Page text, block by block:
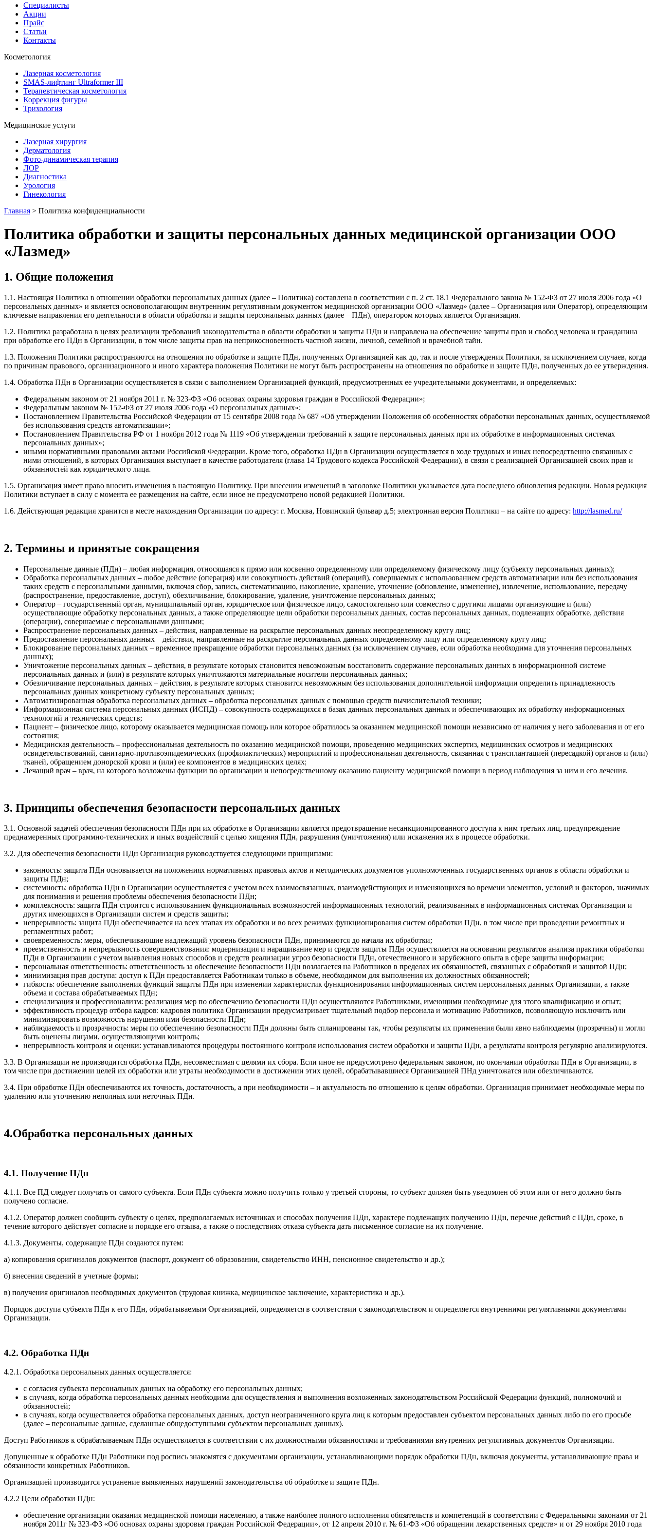
Специалисты
Акции
Прайс
Статьи
Контакты
Косметология
Лазерная косметология
SMAS-лифтинг Ultraformer III
Терапевтическая косметология
Коррекция фигуры
Трихология
Медицинские услуги
Лазерная хирургия
Дерматология
Фото-динамическая терапия
ЛОР
Диагностика
Урология
Гинекология
Главная > Политика конфиденциальности
Политика обработки и защиты персональных данных медицинской организации ООО
«Лазмед»
1. Общие положения
1.1. Настоящая Политика в отношении обработки персональных данных (далее – Политика) составлена в соответствии с п. 2 ст. 18.1 Федерального закона № 152-ФЗ от 27 июля 2006 года «О
персональных данных» и является основополагающим внутренним регулятивным документом медицинской организации ООО «Лазмед» (далее – Организация или Оператор), определяющим
ключевые направления его деятельности в области обработки и защиты персональных данных (далее – ПДн), оператором которых является Организация.
1.2. Политика разработана в целях реализации требований законодательства в области обработки и защиты ПДн и направлена на обеспечение защиты прав и свобод человека и гражданина
при обработке его ПДн в Организации, в том числе защиты прав на неприкосновенность частной жизни, личной, семейной и врачебной тайн.
1.3. Положения Политики распространяются на отношения по обработке и защите ПДн, полученных Организацией как до, так и после утверждения Политики, за исключением случаев, когда
по причинам правового, организационного и иного характера положения Политики не могут быть распространены на отношения по обработке и защите ПДн, полученных до ее утверждения.
1.4. Обработка ПДн в Организации осуществляется в связи с выполнением Организацией функций, предусмотренных ее учредительными документами, и определяемых:
Федеральным законом от 21 ноября 2011 г. № 323-ФЗ «Об основах охраны здоровья граждан в Российской Федерации»;
Федеральным законом № 152-ФЗ от 27 июля 2006 года «О персональных данных»;
Постановлением Правительства Российской Федерации от 15 сентября 2008 года № 687 «Об утверждении Положения об особенностях обработки персональных данных, осуществляемой
без использования средств автоматизации»;
Постановлением Правительства РФ от 1 ноября 2012 года № 1119 «Об утверждении требований к защите персональных данных при их обработке в информационных системах
персональных данных»;
иными нормативными правовыми актами Российской Федерации. Кроме того, обработка ПДн в Организации осуществляется в ходе трудовых и иных непосредственно связанных с
ними отношений, в которых Организация выступает в качестве работодателя (глава 14 Трудового кодекса Российской Федерации), в связи с реализацией Организацией своих прав и
обязанностей как юридического лица.
1.5. Организация имеет право вносить изменения в настоящую Политику. При внесении изменений в заголовке Политики указывается дата последнего обновления редакции. Новая редакция
Политики вступает в силу с момента ее размещения на сайте, если иное не предусмотрено новой редакцией Политики.
1.6. Действующая редакция хранится в месте нахождения Организации по адресу: г. Москва, Новинский бульвар д.5; электронная версия Политики – на сайте по адресу: http://lasmed.ru/
2. Термины и принятые сокращения
Персональные данные (ПДн) – любая информация, относящаяся к прямо или косвенно определенному или определяемому физическому лицу (субъекту персональных данных);
Обработка персональных данных – любое действие (операция) или совокупность действий (операций), совершаемых с использованием средств автоматизации или без использования
таких средств с персональными данными, включая сбор, запись, систематизацию, накопление, хранение, уточнение (обновление, изменение), извлечение, использование, передачу
(распространение, предоставление, доступ), обезличивание, блокирование, удаление, уничтожение персональных данных;
Оператор – государственный орган, муниципальный орган, юридическое или физическое лицо, самостоятельно или совместно с другими лицами организующие и (или)
осуществляющие обработку персональных данных, а также определяющие цели обработки персональных данных, состав персональных данных, подлежащих обработке, действия
(операции), совершаемые с персональными данными;
Распространение персональных данных – действия, направленные на раскрытие персональных данных неопределенному кругу лиц;
Предоставление персональных данных – действия, направленные на раскрытие персональных данных определенному лицу или определенному кругу лиц;
Блокирование персональных данных – временное прекращение обработки персональных данных (за исключением случаев, если обработка необходима для уточнения персональных
данных);
Уничтожение персональных данных – действия, в результате которых становится невозможным восстановить содержание персональных данных в информационной системе
персональных данных и (или) в результате которых уничтожаются материальные носители персональных данных;
Обезличивание персональных данных – действия, в результате которых становится невозможным без использования дополнительной информации определить принадлежность
персональных данных конкретному субъекту персональных данных;
Автоматизированная обработка персональных данных – обработка персональных данных с помощью средств вычислительной техники;
Информационная система персональных данных (ИСПД) – совокупность содержащихся в базах данных персональных данных и обеспечивающих их обработку информационных
технологий и технических средств;
Пациент – физическое лицо, которому оказывается медицинская помощь или которое обратилось за оказанием медицинской помощи независимо от наличия у него заболевания и от его
состояния;
Медицинская деятельность – профессиональная деятельность по оказанию медицинской помощи, проведению медицинских экспертиз, медицинских осмотров и медицинских
освидетельствований, санитарно-противоэпидемических (профилактических) мероприятий и профессиональная деятельность, связанная с трансплантацией (пересадкой) органов и (или)
тканей, обращением донорской крови и (или) ее компонентов в медицинских целях;
Лечащий врач – врач, на которого возложены функции по организации и непосредственному оказанию пациенту медицинской помощи в период наблюдения за ним и его лечения.
3. Принципы обеспечения безопасности персональных данных
3.1. Основной задачей обеспечения безопасности ПДн при их обработке в Организации является предотвращение несанкционированного доступа к ним третьих лиц, предупреждение
преднамеренных программно-технических и иных воздействий с целью хищения ПДн, разрушения (уничтожения) или искажения их в процессе обработки.
3.2. Для обеспечения безопасности ПДн Организация руководствуется следующими принципами:
законность: защита ПДн основывается на положениях нормативных правовых актов и методических документов уполномоченных государственных органов в области обработки и
защиты ПДн;
системность: обработка ПДн в Организации осуществляется с учетом всех взаимосвязанных, взаимодействующих и изменяющихся во времени элементов, условий и факторов, значимых
для понимания и решения проблемы обеспечения безопасности ПДн;
комплексность: защита ПДн строится с использованием функциональных возможностей информационных технологий, реализованных в информационных системах Организации и
других имеющихся в Организации систем и средств защиты;
непрерывность: защита ПДн обеспечивается на всех этапах их обработки и во всех режимах функционирования систем обработки ПДн, в том числе при проведении ремонтных и
регламентных работ;
своевременность: меры, обеспечивающие надлежащий уровень безопасности ПДн, принимаются до начала их обработки;
преемственность и непрерывность совершенствования: модернизация и наращивание мер и средств защиты ПДн осуществляется на основании результатов анализа практики обработки
ПДн в Организации с учетом выявления новых способов и средств реализации угроз безопасности ПДн, отечественного и зарубежного опыта в сфере защиты информации;
персональная ответственность: ответственность за обеспечение безопасности ПДн возлагается на Работников в пределах их обязанностей, связанных с обработкой и защитой ПДн;
минимизация прав доступа: доступ к ПДн предоставляется Работникам только в объеме, необходимом для выполнения их должностных обязанностей;
гибкость: обеспечение выполнения функций защиты ПДн при изменении характеристик функционирования информационных систем персональных данных Организации, а также
объема и состава обрабатываемых ПДн;
специализация и профессионализм: реализация мер по обеспечению безопасности ПДн осуществляются Работниками, имеющими необходимые для этого квалификацию и опыт;
эффективность процедур отбора кадров: кадровая политика Организации предусматривает тщательный подбор персонала и мотивацию Работников, позволяющую исключить или
минимизировать возможность нарушения ими безопасности ПДн;
наблюдаемость и прозрачность: меры по обеспечению безопасности ПДн должны быть спланированы так, чтобы результаты их применения были явно наблюдаемы (прозрачны) и могли
быть оценены лицами, осуществляющими контроль;
непрерывность контроля и оценки: устанавливаются процедуры постоянного контроля использования систем обработки и защиты ПДн, а результаты контроля регулярно анализируются.
3.3. В Организации не производится обработка ПДн, несовместимая с целями их сбора. Если иное не предусмотрено федеральным законом, по окончании обработки ПДн в Организации, в
том числе при достижении целей их обработки или утраты необходимости в достижении этих целей, обрабатывавшиеся Организацией ПНд уничтожатся или обезличиваются.
3.4. При обработке ПДн обеспечиваются их точность, достаточность, а при необходимости – и актуальность по отношению к целям обработки. Организация принимает необходимые меры по
удалению или уточнению неполных или неточных ПДн.
4.Обработка персональных данных
4.1. Получение ПДн
4.1.1. Все ПД следует получать от самого субъекта. Если ПДн субъекта можно получить только у третьей стороны, то субъект должен быть уведомлен об этом или от него должно быть
получено согласие.
4.1.2. Оператор должен сообщить субъекту о целях, предполагаемых источниках и способах получения ПДн, характере подлежащих получению ПДн, перечне действий с ПДн, сроке, в
течение которого действует согласие и порядке его отзыва, а также о последствиях отказа субъекта дать письменное согласие на их получение.
4.1.3. Документы, содержащие ПДн создаются путем:
а) копирования оригиналов документов (паспорт, документ об образовании, свидетельство ИНН, пенсионное свидетельство и др.);
б) внесения сведений в учетные формы;
в) получения оригиналов необходимых документов (трудовая книжка, медицинское заключение, характеристика и др.).
Порядок доступа субъекта ПДн к его ПДн, обрабатываемым Организацией, определяется в соответствии с законодательством и определяется внутренними регулятивными документами
Организации.
4.2. Обработка ПДн
4.2.1. Обработка персональных данных осуществляется:
с согласия субъекта персональных данных на обработку его персональных данных;
в случаях, когда обработка персональных данных необходима для осуществления и выполнения возложенных законодательством Российской Федерации функций, полномочий и
обязанностей;
в случаях, когда осуществляется обработка персональных данных, доступ неограниченного круга лиц к которым предоставлен субъектом персональных данных либо по его просьбе
(далее – персональные данные, сделанные общедоступными субъектом персональных данных).
Доступ Работников к обрабатываемым ПДн осуществляется в соответствии с их должностными обязанностями и требованиями внутренних регулятивных документов Организации.
Допущенные к обработке ПДн Работники под роспись знакомятся с документами организации, устанавливающими порядок обработки ПДн, включая документы, устанавливающие права и
обязанности конкретных Работников.
Организацией производится устранение выявленных нарушений законодательства об обработке и защите ПДн.
4.2.2 Цели обработки ПДн:
обеспечение организации оказания медицинской помощи населению, а также наиболее полного исполнения обязательств и компетенций в соответствии с Федеральными законами от 21
ноября 2011г № 323-ФЗ «Об основах охраны здоровья граждан Российской Федерации», от 12 апреля 2010 г. № 61-ФЗ «Об обращении лекарственных средств» и от 29 ноября 2010 года